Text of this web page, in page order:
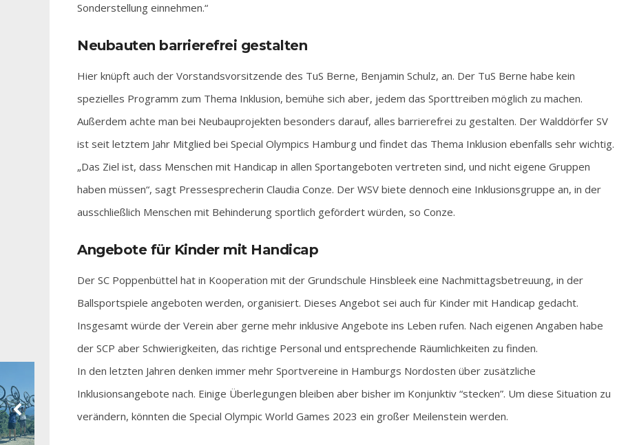
Sonderstellung einnehmen.“
Neubauten barrierefrei gestalten
Hier knüpft auch der Vorstandsvorsitzende des TuS Berne, Benjamin Schulz, an. Der TuS Berne habe kein
spezielles Programm zum Thema Inklusion, bemühe sich aber, jedem das Sporttreiben möglich zu machen.
Außerdem achte man bei Neubauprojekten besonders darauf, alles barrierefrei zu gestalten. Der Walddörfer SV
ist seit letztem Jahr Mitglied bei Special Olympics Hamburg und findet das Thema Inklusion ebenfalls sehr wichtig.
„Das Ziel ist, dass Menschen mit Handicap in allen Sportangeboten vertreten sind, und nicht eigene Gruppen
haben müssen“, sagt Pressesprecherin Claudia Conze. Der WSV biete dennoch eine Inklusionsgruppe an, in der
ausschließlich Menschen mit Behinderung sportlich gefördert würden, so Conze.
Angebote für Kinder mit Handicap
Der SC Poppenbüttel hat in Kooperation mit der Grundschule Hinsbleek eine Nachmittagsbetreuung, in der
Ballsportspiele angeboten werden, organisiert. Dieses Angebot sei auch für Kinder mit Handicap gedacht.
Insgesamt würde der Verein aber gerne mehr inklusive Angebote ins Leben rufen. Nach eigenen Angaben habe
der SCP aber Schwierigkeiten, das richtige Personal und entsprechende Räumlichkeiten zu finden.
In den letzten Jahren denken immer mehr Sportvereine in Hamburgs Nordosten über zusätzliche
Inklusionsangebote nach. Einige Überlegungen bleiben aber bisher im Konjunktiv “stecken”. Um diese Situation zu
verändern, könnten die Special Olympic World Games 2023 ein großer Meilenstein werden.